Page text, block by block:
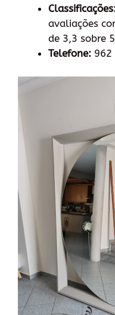
avaliações
de 3,3 sobre 5
Telefone: 962